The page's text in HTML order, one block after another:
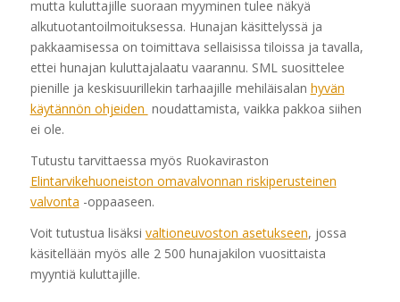
mutta kuluttajille suoraan myyminen tulee näkyä
alkutuotantoilmoituksessa. Hunajan käsittelyssä ja
pakkaamisessa on toimittava sellaisissa tiloissa ja tavalla,
ettei hunajan kuluttajalaatu vaarannu. SML suosittelee
pienille ja keskisuurillekin tarhaajille mehiläisalan hyvän
käytännön ohjeiden noudattamista, vaikka pakkoa siihen
ei ole.
Tutustu tarvittaessa myös Ruokaviraston
Elintarvikehuoneiston omavalvonnan riskiperusteinen
valvonta -oppaaseen.
Voit tutustua lisäksi valtioneuvoston asetukseen, jossa
käsitellään myös alle 2 500 hunajakilon vuosittaista
myyntiä kuluttajille.